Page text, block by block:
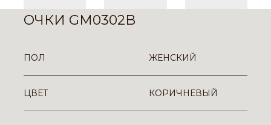
ОЧКИ GM0302B
ПОЛ ЖЕНСКИЙ
ЦВЕТ КОРИЧНЕВЫЙ